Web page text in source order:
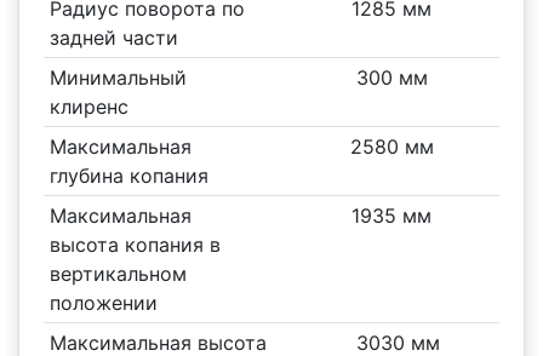
Радиус поворота по
задней части
1285 мм
Минимальный
клиренс
300 мм
Максимальная
глубина копания
2580 мм
Максимальная
высота копания в
вертикальном
положении
1935 мм
Максимальная высота
3030 мм